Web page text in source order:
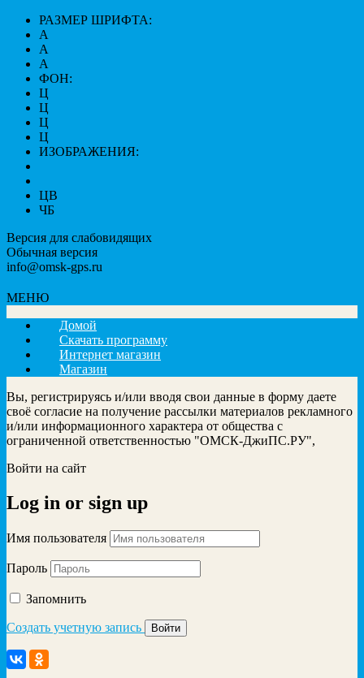
РАЗМЕР ШРИФТА:
A
A
A
ФОН:
Ц
Ц
Ц
Ц
ИЗОБРАЖЕНИЯ:
ЦВ
ЧБ
Версия для слабовидящих
Обычная версия
info@omsk-gps.ru
МЕНЮ
Домой
Скачать программу
Интернет магазин
Магазин
Вы, регистрируясь и/или вводя свои данные в форму даете
своё согласие на получение рассылки материалов рекламного
и/или информационного характера от общества с
ограниченной ответственностью "ОМСК-ДжиПС.РУ",
Войти на сайт
Log in or sign up
Имя пользователя
Пароль
Запомнить
Создать учетную запись